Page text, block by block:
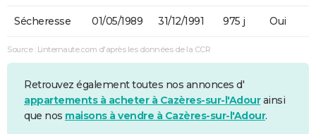
Sécheresse 01/05/1989 31/12/1991 975 j Oui
Source : Linternaute.com d'après les données de la CCR
Retrouvez également toutes nos annonces d'
appartements à acheter à Cazères-sur-l'Adourainsi
que nos maisons à vendre à Cazères-sur-l'Adour.